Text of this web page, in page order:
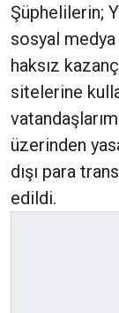
Şüphelilerin;
sosyal
haksız
sitelerine
üzerinden
dışı para
edildi.